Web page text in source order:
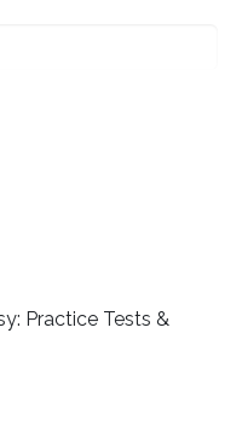
Practice Tests &